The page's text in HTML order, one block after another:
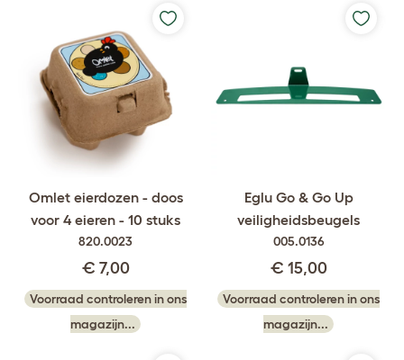
Omlet eierdozen - doos
voor 4 eieren - 10 stuks
820.0023
€ 7,00
Voorraad controleren in ons
magazijn...
Eglu Go & Go Up
veiligheidsbeugels
005.0136
€ 15,00
Voorraad controleren in ons
magazijn...